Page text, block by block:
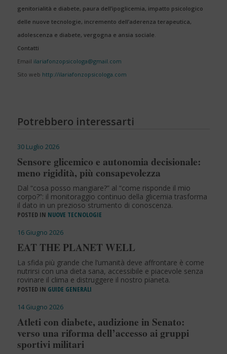
genitorialità e diabete, paura dell’ipoglicemia, impatto psicologico
delle nuove tecnologie, incremento dell’aderenza terapeutica,
adolescenza e diabete, vergogna e ansia sociale.
Contatti
Email ilariafonzopsicologa@gmail.com
Sito web http://ilariafonzopsicologa.com
Potrebbero interessarti
30 Luglio 2026
Sensore glicemico e autonomia decisionale:
meno rigidità, più consapevolezza
Dal “cosa posso mangiare?” al “come risponde il mio
corpo?”: il monitoraggio continuo della glicemia trasforma
il dato in un prezioso strumento di conoscenza.
POSTED IN NUOVE TECNOLOGIE
16 Giugno 2026
EAT THE PLANET WELL
La sfida più grande che l’umanità deve affrontare è come
nutrirsi con una dieta sana, accessibile e piacevole senza
rovinare il clima e distruggere il nostro pianeta.
POSTED IN GUIDE GENERALI
14 Giugno 2026
Atleti con diabete, audizione in Senato:
verso una riforma dell’accesso ai gruppi
sportivi militari